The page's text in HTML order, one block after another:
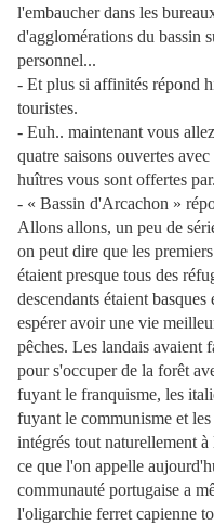
l'embaucher dans les
d'agglomérations du bassin
personnel...
- Et plus si affinités répond
touristes.
- Euh.. maintenant vous
quatre saisons ouvertes
huîtres vous sont offertes
- « Bassin d'Arcachon »
Allons allons, un peu de
on peut dire que les
étaient presque tous des
descendants étaient
espérer avoir une vie
pêches. Les landais avaient
pour s'occuper de la forêt
fuyant le franquisme, les
fuyant le communisme et
intégrés tout naturellement
ce que l'on appelle
communauté portugaise a
l'oligarchie ferret capienne